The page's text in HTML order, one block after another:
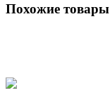
Похожие товары